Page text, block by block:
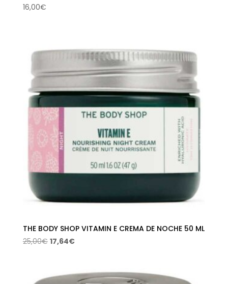
16,00€
THE BODY SHOP VITAMIN E CREMA DE NOCHE 50 ML
25,00€ El
era:
17,64€El
es: